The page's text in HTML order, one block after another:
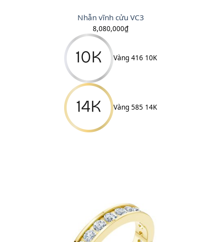
Nhẫn vĩnh cửu VC3
8,080,000₫
Vàng 416 10K
Vàng 585 14K